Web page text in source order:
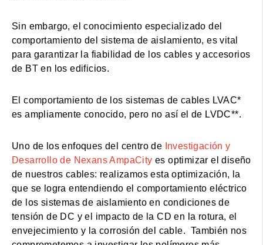
Sin embargo, el conocimiento especializado del
comportamiento del sistema de aislamiento, es vital
para garantizar la fiabilidad de los cables y accesorios
de BT en los edificios.
El comportamiento de los sistemas de cables LVAC*
es ampliamente conocido, pero no así el de LVDC**.
Uno de los enfoques del centro de Investigación y
Desarrollo de Nexans AmpaCity es optimizar el diseño
de nuestros cables: realizamos esta optimización, la
que se logra entendiendo el comportamiento eléctrico
de los sistemas de aislamiento en condiciones de
tensión de DC y el impacto de la CD en la rotura, el
envejecimiento y la corrosión del cable. También nos